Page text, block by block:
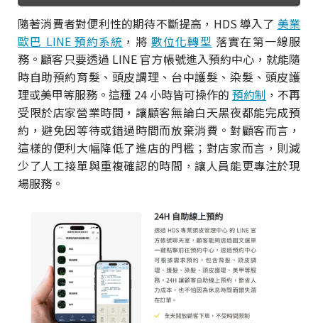
隨著消費者對便利性的期待不斷提高，HDS 導入了 美業
歐巴 LINE 預約系統 ，將 數位化轉型 落實在第一線服
務。顧客只要透過 LINE 官方帳號進入預約中心，就能隨
時自助預約育髮、頭皮調理、台中護髮、染髮、頭皮護
理或美甲等服務。這種 24 小時皆可操作的 預約制 ，不再
受限於店家營業時間，讓顧客無論白天黑夜都能完成預
約，避免因等待或錯過時間而放棄消費。對顧客而言，
這樣的便利大幅降低了進店的門檻；對店家而言，則減
少了人工接單與重複確認的時間，讓人員能更專注於現
場服務。